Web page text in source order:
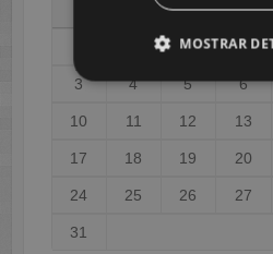
X J
3 4 5 6
10 11 12 13
17 18 19 20
24 25 26 27
31
MOSTRAR